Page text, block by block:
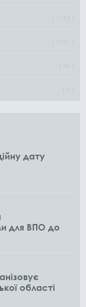
дату
для ВПО до
області